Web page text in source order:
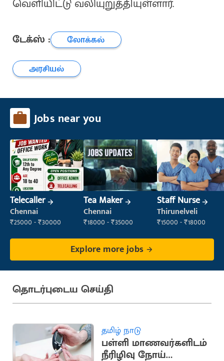
வெளியிட்டு வலியுறுத்தியுள்ளார்.
டேக்ஸ் :
லோக்கல்
அரசியல்
Jobs near you
Telecaller
Chennai
₹25000 - ₹30000
Tea Maker
Chennai
₹18000 - ₹35000
Staff Nurse
Thirunelveli
₹15000 - ₹18000
Explore more jobs
தொடர்புடைய செய்தி
தமிழ் நாடு
பள்ளி மாணவர்களிடம்
நீரிழிவு நோய்